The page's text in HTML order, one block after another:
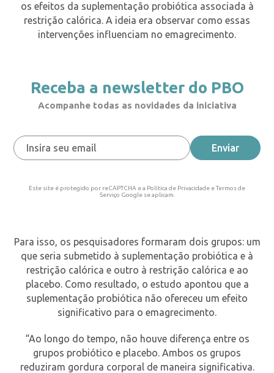
os efeitos da suplementação probiótica associada à
restrição calórica. A ideia era observar como essas
intervenções influenciam no emagrecimento.
Receba a newsletter do PBO
Acompanhe todas as novidades da iniciativa
Este site é protegido por reCAPTCHA e a Política de Privacidade e Termos de
Serviço Google se aplicam.
Para isso, os pesquisadores formaram dois grupos: um
que seria submetido à suplementação probiótica e à
restrição calórica e outro à restrição calórica e ao
placebo. Como resultado, o estudo apontou que a
suplementação probiótica não ofereceu um efeito
significativo para o emagrecimento.
“Ao longo do tempo, não houve diferença entre os
grupos probiótico e placebo. Ambos os grupos
reduziram gordura corporal de maneira significativa.